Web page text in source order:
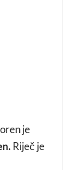
je
Riječ je